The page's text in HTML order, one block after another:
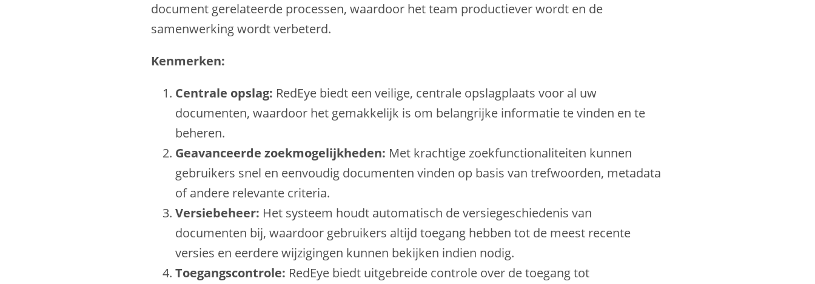
document gerelateerde processen, waardoor het team productiever wordt en de
samenwerking wordt verbeterd.
Kenmerken:
Centrale opslag: RedEye biedt een veilige, centrale opslagplaats voor al uw
documenten, waardoor het gemakkelijk is om belangrijke informatie te vinden en te
beheren.
Geavanceerde zoekmogelijkheden: Met krachtige zoekfunctionaliteiten kunnen
gebruikers snel en eenvoudig documenten vinden op basis van trefwoorden, metadata
of andere relevante criteria.
Versiebeheer: Het systeem houdt automatisch de versiegeschiedenis van
documenten bij, waardoor gebruikers altijd toegang hebben tot de meest recente
versies en eerdere wijzigingen kunnen bekijken indien nodig.
Toegangscontrole: RedEye biedt uitgebreide controle over de toegang tot